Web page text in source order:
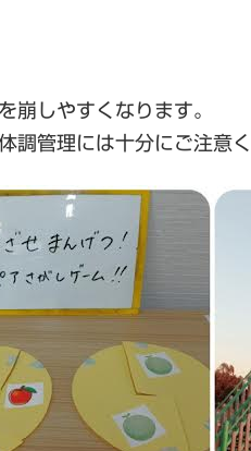
崩しやすくなります。
調管理には十分にご注意く